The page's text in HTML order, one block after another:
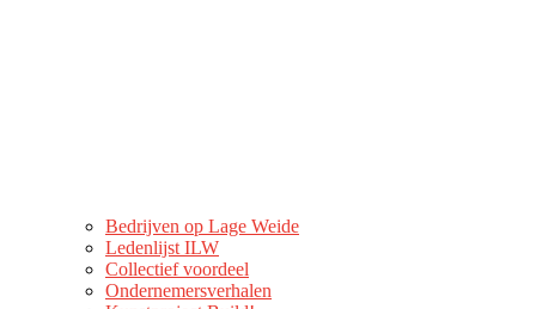
Bedrijven op Lage Weide
Ledenlijst ILW
Collectief voordeel
Ondernemersverhalen